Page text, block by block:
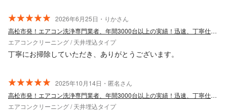
だけて何よりです。 また、「色々お願いしたい」とのお言葉も
大変励みになります。 今後も 徳島で安心してご依頼いただけ
る業務用エアコンクリーニング・ハウスクリーニング をお届け
できるよう、丁寧な作業と誠実な対応を心がけてまいります。
2026年6月25日・りかさん
高松市発！エアコン洗浄専門業者、年間3000台以上の実績！迅速、丁寧仕上りに自信
エアコンクリーニング / 天井埋込タイプ
丁寧にお掃除していただき、ありがとうございます。
2025年10月14日・匿名さん
高松市発！エアコン洗浄専門業者、年間3000台以上の実績！迅速、丁寧仕上りに自信
エアコンクリーニング / 天井埋込タイプ